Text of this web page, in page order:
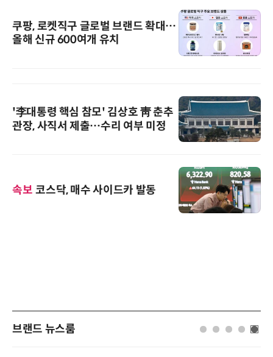
쿠팡, 로켓직구 글로벌 브랜드 확대…
올해 신규 600여개 유치
'李대통령 핵심 참모' 김상호 靑 춘추
관장, 사직서 제출…수리 여부 미정
속보 코스닥, 매수 사이드카 발동
브랜드 뉴스룸